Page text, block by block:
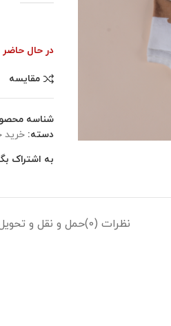
در حال
مقایسه
شناسه
دسته: خرید
به اشتراک
نظرات (0) حمل و نقل و